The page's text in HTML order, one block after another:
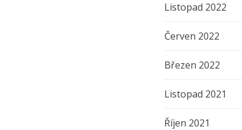
Listopad 2022
Červen 2022
Březen 2022
Listopad 2021
Říjen 2021